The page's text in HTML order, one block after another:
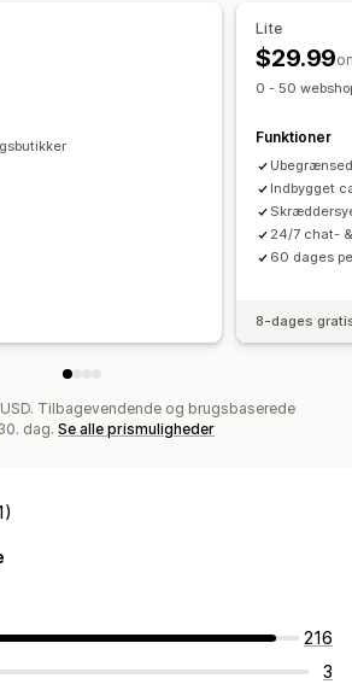
Ofte købt sammen
Prioriteret behandling
Anbefalet ydeevne
Procentrabatter
Lite
$29.99
0 - 50
Funktioner
Indbygget
24/7 chat-
60 dages
8-dages
Tilbagevendende og brugsbaserede
dag. Se alle prismuligheder
216
3